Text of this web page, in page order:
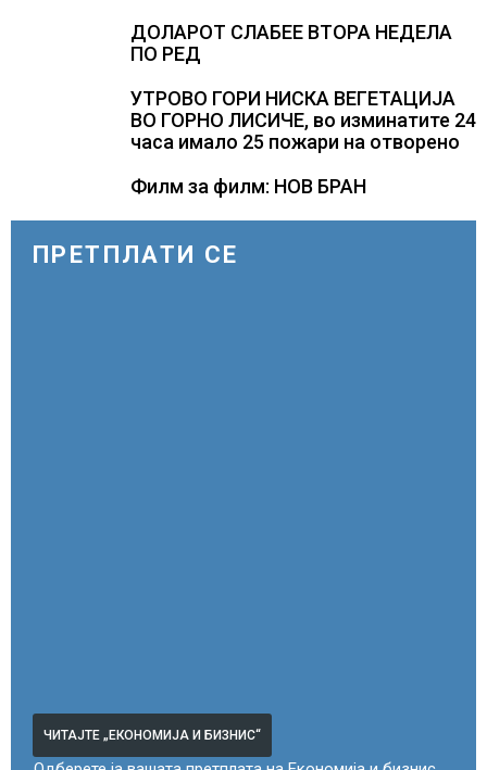
резултатите од последните анкети
ДОЛАРОТ СЛАБЕЕ ВТОРА НЕДЕЛА
ПО РЕД
УТРОВО ГОРИ НИСКА ВЕГЕТАЦИЈА
ВО ГОРНО ЛИСИЧЕ, во изминатите 24
часа имало 25 пожари на отворено
Филм за филм: НОВ БРАН
ПРЕТПЛАТИ СЕ
ЧИТАЈТЕ „ЕКОНОМИЈА И БИЗНИС“